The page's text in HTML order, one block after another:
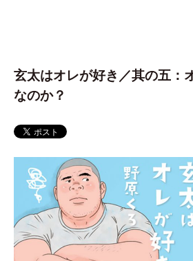
玄太はオレが好き／其の五：
なのか？